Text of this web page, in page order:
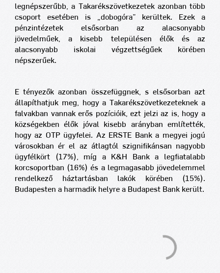
legnépszerűbb, a Takarékszövetkezetek azonban több
csoport esetében is „dobogóra” kerültek. Ezek a
pénzintézetek elsősorban az alacsonyabb
jövedelműek, a kisebb településen élők és az
alacsonyabb iskolai végzettségűek körében
népszerűek.
E tényezők azonban összefüggnek, s elsősorban azt
állapíthatjuk meg, hogy a Takarékszövetkezeteknek a
falvakban vannak erős pozícióik, ezt jelzi az is, hogy a
községekben élők jóval kisebb arányban említették,
hogy az OTP ügyfelei. Az ERSTE Bank a megyei jogú
városokban ér el az átlagtól szignifikánsan nagyobb
ügyfélkört (17%), míg a K&H Bank a legfiatalabb
korcsoportban (16%) és a legmagasabb jövedelemmel
rendelkező háztartásban lakók körében (15%).
Budapesten a harmadik helyre a Budapest Bank került.